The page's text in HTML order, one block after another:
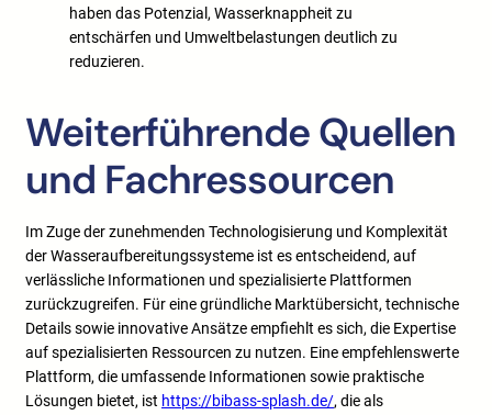
haben das Potenzial, Wasserknappheit zu
entschärfen und Umweltbelastungen deutlich zu
reduzieren.
Weiterführende Quellen
und Fachressourcen
Im Zuge der zunehmenden Technologisierung und Komplexität
der Wasseraufbereitungssysteme ist es entscheidend, auf
verlässliche Informationen und spezialisierte Plattformen
zurückzugreifen. Für eine gründliche Marktübersicht, technische
Details sowie innovative Ansätze empfiehlt es sich, die Expertise
auf spezialisierten Ressourcen zu nutzen. Eine empfehlenswerte
Plattform, die umfassende Informationen sowie praktische
Lösungen bietet, ist https://bibass-splash.de/, die als